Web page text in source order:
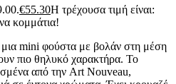
€55.30Η τρέχουσα τιμή είναι:
κομμάτια!
mini φούστα με βολάν στη μέση
πιο θηλυκό χαρακτήρα. Το
από την Art Nouveau,